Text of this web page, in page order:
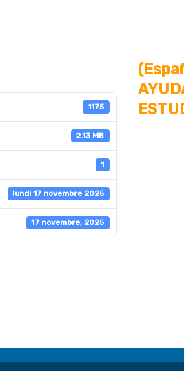
1175
2.13 MB
1
lundi 17 novembre 2025
17 novembre, 2025